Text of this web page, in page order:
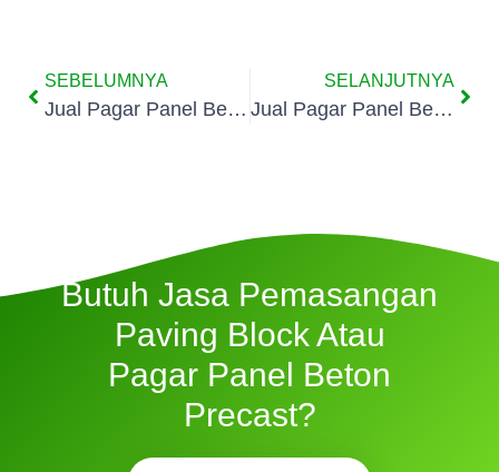
SEBELUMNYA
Jual Pagar Panel Beton Di Marunda
SELANJUTNYA
Jual Pagar Panel Beton Di Semper Barat
Butuh Jasa Pemasangan
Paving Block Atau
Pagar Panel Beton
Precast?